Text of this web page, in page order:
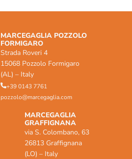
MARCEGAGLIA POZZOLO
FORMIGARO
Strada Roveri 4
15068 Pozzolo Formigaro
(AL) – Italy
+39 0143 7761
pozzolo@marcegaglia.com
MARCEGAGLIA
GRAFFIGNANA
via S. Colombano, 63
26813 Graffignana
(LO) – Italy